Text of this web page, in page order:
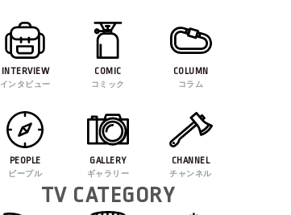
INTERVIEW
インタビュー
COMIC
コミック
COLUMN
コラム
PEOPLE
ピープル
GALLERY
ギャラリー
CHANNEL
チャンネル
TV CATEGORY